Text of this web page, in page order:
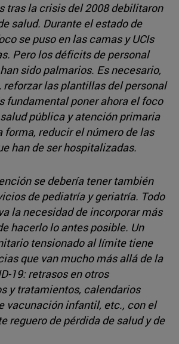
tras la crisis del 2008 debilitaron
salud. Durante el estado de
se puso en las camas y UCIs
Pero los déficits de personal
sido palmarios. Es necesario,
reforzar las plantillas del personal
fundamental poner ahora el foco
pública y atención primaria
forma, reducir el número de las
han de ser hospitalizadas.
se debería tener también
de pediatría y geriatría. Todo
la necesidad de incorporar más
hacerlo lo antes posible. Un
tensionado al límite tiene
que van mucho más allá de la
19: retrasos en otros
y tratamientos, calendarios
vacunación infantil, etc., con el
reguero de pérdida de salud y de